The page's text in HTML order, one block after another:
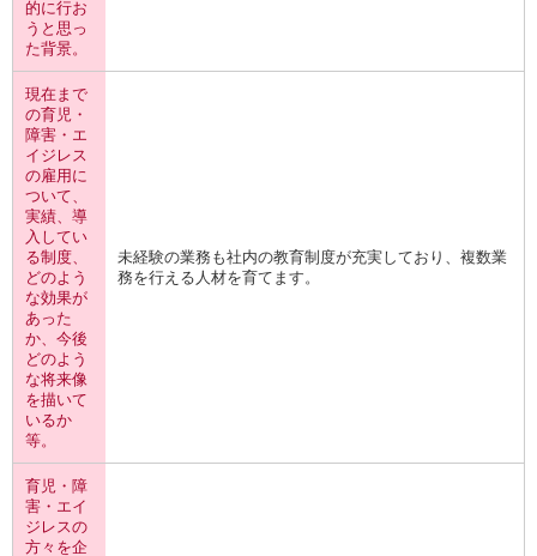
的に行お
うと思っ
た背景。
現在まで
の育児・
障害・エ
イジレス
の雇用に
ついて、
実績、導
入してい
る制度、
どのよう
な効果が
あった
か、今後
どのよう
な将来像
を描いて
いるか
等。
未経験の業務も社内の教育制度が充実しており、複数業
務を行える人材を育てます。
育児・障
害・エイ
ジレスの
方々を企